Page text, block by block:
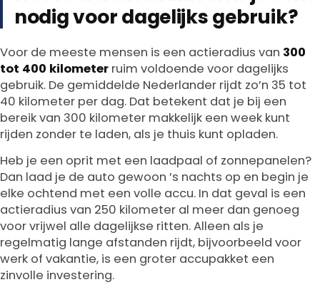
nodig voor dagelijks gebruik?
Voor de meeste mensen is een actieradius van 300
tot 400 kilometer ruim voldoende voor dagelijks
gebruik. De gemiddelde Nederlander rijdt zo’n 35 tot
40 kilometer per dag. Dat betekent dat je bij een
bereik van 300 kilometer makkelijk een week kunt
rijden zonder te laden, als je thuis kunt opladen.
Heb je een oprit met een laadpaal of zonnepanelen?
Dan laad je de auto gewoon ’s nachts op en begin je
elke ochtend met een volle accu. In dat geval is een
actieradius van 250 kilometer al meer dan genoeg
voor vrijwel alle dagelijkse ritten. Alleen als je
regelmatig lange afstanden rijdt, bijvoorbeeld voor
werk of vakantie, is een groter accupakket een
zinvolle investering.